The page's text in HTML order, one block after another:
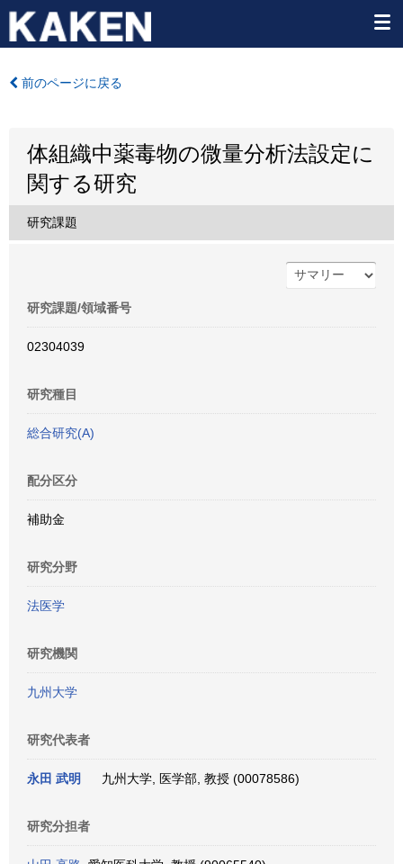
前のページに戻る
体組織中薬毒物の微量分析法設定に
関する研究
研究課題
研究課題/領域番号
02304039
研究種目
総合研究(A)
配分区分
補助金
研究分野
法医学
研究機関
九州大学
研究代表者
永田 武明 九州大学, 医学部, 教授 (00078586)
研究分担者